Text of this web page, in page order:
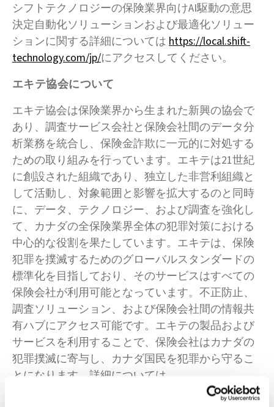
シフトテクノロジーの保険業界向けAI駆動の意思
決定自動化ソリューションおよび最適化ソリュー
ションに関する詳細については https://local.shift-
technology.com/jp/にアクセスしてください。
エキテ協会について
エキテ協会は保険業界から生まれた新興の協会で
あり、調査サービス会社と保険会社間のデータ分
析業務を統合し、保険金詐欺に一元的に対処する
ための取り組みを行っています。エキテは21世紀
に創設された組織であり、独立した非営利組織と
して活動し、対象範囲と影響を拡大するのと同時
に、データ、テクノロジー、および調査を強化し
て、カナダの全保険業界全体の犯罪対策における
中心的な役割を果たしています。エキテは、保険
犯罪を撲滅するためのグローバルスタンダードの
標準化を目指しており、そのサービスはすべての
保険会社が利用可能となっています。不正防止、
調査ソリューション、および保険会社間の情報共
有ハブにアクセス可能です。エキテの製品および
サービスを利用することで、保険会社はカナダの
犯罪撲滅に寄与し、カナダ国民を犯罪から守るこ
とになります。詳細については、
をご覧くださ